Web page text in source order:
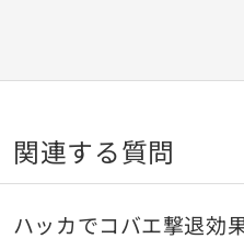
関連する質問
ハッカでコバエ撃退効